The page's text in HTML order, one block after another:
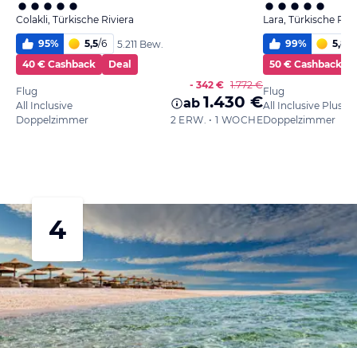
Colakli, Türkische Riviera
95% 5,5/6
5.211 Bew.
40 € Cashback
Deal
Flug
All Inclusive
Doppelzimmer
- 342 € 1.772 €
ab 1.430 €
2 ERW. • 1 WOCHE
Lara, Türkische
99% 5,8
50 € Cashback
Flug
All Inclusive Plus
Doppelzimmer
4